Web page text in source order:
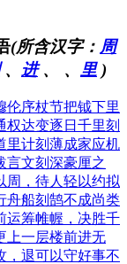
(所含汉字： 周
、 进、 、 里)
伦序杖节把钺下里
权达变逐日千里刻
里计刻薄成家应机
言文刻深豪厘之
周，待人轻以约拟
舟船刻鹄不成尚类
运筹帷幄，决胜千
上一层楼前进无
，退可以守好事不